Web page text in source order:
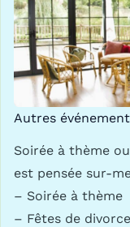
Autres
Soirée à thème
est pensée sur-
– Soirée à thème
– Fêtes de divorce